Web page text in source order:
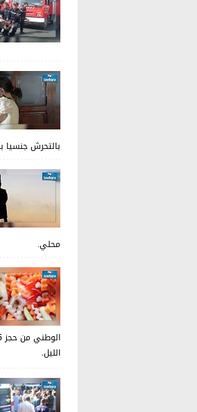
بالتحرش جنسيا
محلي.
الليل.